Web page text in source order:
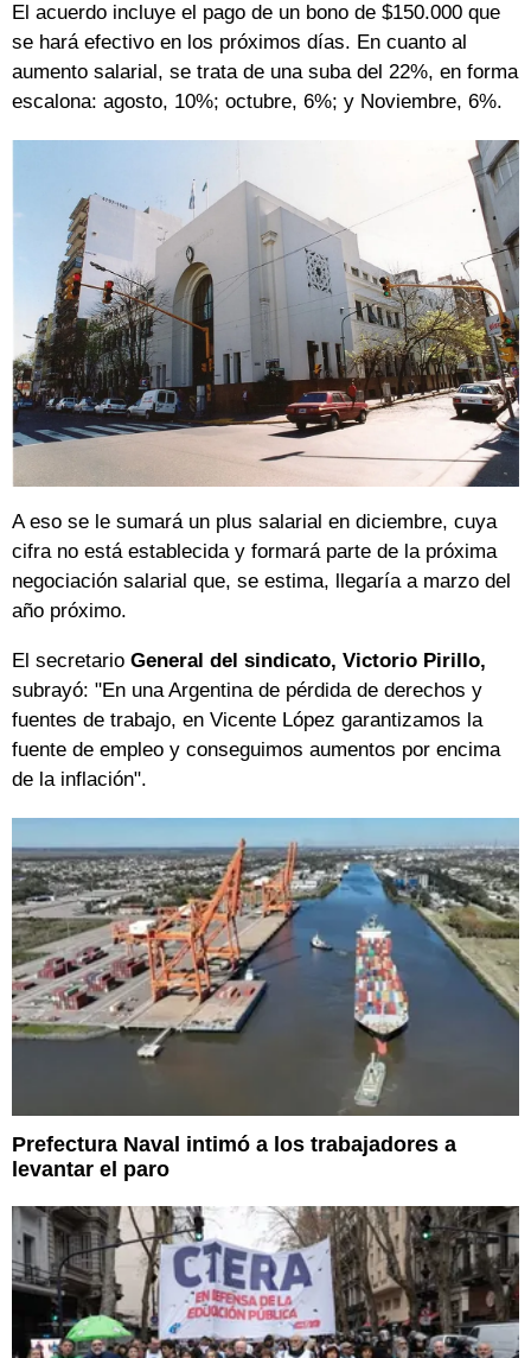
El acuerdo incluye el pago de un bono de $150.000 que
se hará efectivo en los próximos días. En cuanto al
aumento salarial, se trata de una suba del 22%, en forma
escalona: agosto, 10%; octubre, 6%; y Noviembre, 6%.
A eso se le sumará un plus salarial en diciembre, cuya
cifra no está establecida y formará parte de la próxima
negociación salarial que, se estima, llegaría a marzo del
año próximo.
El secretario General del sindicato, Victorio Pirillo,
subrayó: "En una Argentina de pérdida de derechos y
fuentes de trabajo, en Vicente López garantizamos la
fuente de empleo y conseguimos aumentos por encima
de la inflación".
Prefectura Naval intimó a los trabajadores a
levantar el paro